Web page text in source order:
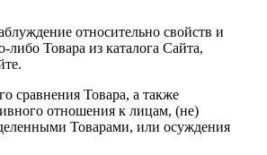
относительно свойств и
либо Товара из каталога Сайта,
сравнения Товара, а также
отношения к лицам, (не)
Товарами, или осуждения